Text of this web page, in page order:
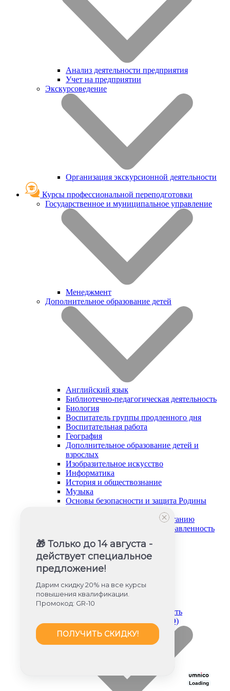
Анализ деятельности предприятия
Учет на предприятии
Экскурсоведение
Организация экскурсионной деятельности
Курсы профессиональной переподготовки
Государственное и муниципальное управление
Менеджмент
Дополнительное образование детей
Английский язык
Библиотечно-педагогическая деятельность
Биология
Воспитатель группы продленного дня
Воспитательная работа
География
Дополнительное образование детей и
взрослых
Изобразительное искусство
Информатика
История и обществознание
Музыка
Основы безопасности и защита Родины
Советник директора по воспитанию
Социально-гуманитарная направленность
Техническая направленность
Труд (технология)
Туризм и краеведение
Тьюторское сопровождение
Физика
Физическое воспитание
Химия
Художественная направленность
Дошкольное образование (ФГОС ДО)
Loading
🎁 Только до 14 августа -
действует специальное
предложение!
Дарим скидку 20% на все курсы
повышения квалификации.
Промокод: GR-10
ПОЛУЧИТЬ СКИДКУ!